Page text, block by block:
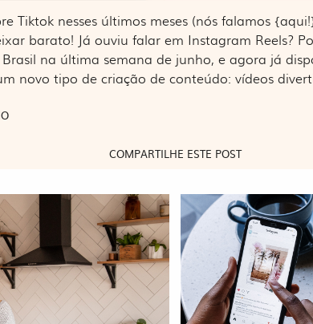
Tiktok nesses últimos meses (nós falamos
barato! Já ouviu falar em Instagram Reels?
na última semana de junho, e agora já
novo tipo de criação de conteúdo: vídeos
COMPARTILHE ESTE POST